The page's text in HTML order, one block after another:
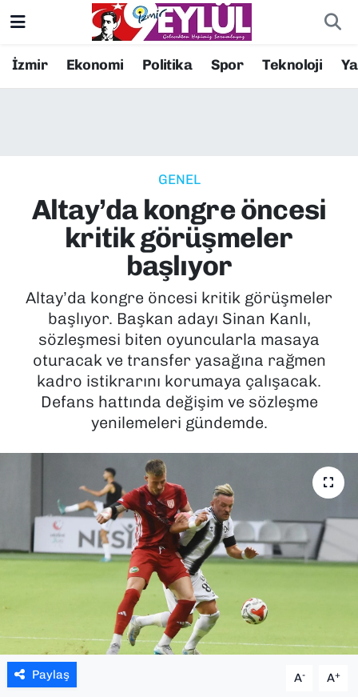
İzmir Ekonomi Politika Spor Teknoloji
GENEL
Altay’da kongre öncesi
kritik görüşmeler
başlıyor
Altay’da kongre öncesi kritik görüşmeler
başlıyor. Başkan adayı Sinan Kanlı,
sözleşmesi biten oyuncularla masaya
oturacak ve transfer yasağına rağmen
kadro istikrarını korumaya çalışacak.
Defans hattında değişim ve sözleşme
yenilemeleri gündemde.
Paylaş A- A+
Resmi İlanlar
EKONOMİ
KÜLTÜR SANAT
MAGAZİN
POLİTİKA
SAĞLIK
TEKNOLOJİ
YAŞAM
YEREL YÖNETİMLER
Konak Nöbetçi Eczaneler
Süper Lig Puan Durumu ve Fikstür
Tüm Manşetler
Son Dakika Haberleri
Haber Arşivi